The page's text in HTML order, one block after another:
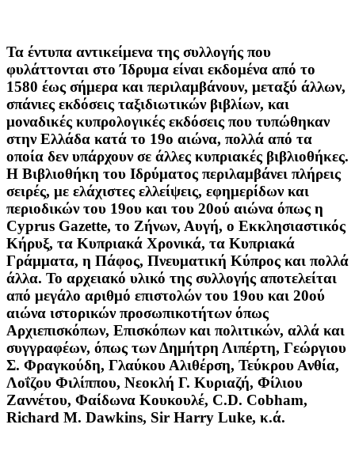
Τα έντυπα αντικείμενα της συλλογής που
φυλάττονται στο Ίδρυμα είναι εκδομένα από το
1580 έως σήμερα και περιλαμβάνουν, μεταξύ άλλων,
σπάνιες εκδόσεις ταξιδιωτικών βιβλίων, και
μοναδικές κυπρολογικές εκδόσεις που τυπώθηκαν
στην Ελλάδα κατά το 19ο αιώνα, πολλά από τα
οποία δεν υπάρχουν σε άλλες κυπριακές βιβλιοθήκες.
Η Βιβλιοθήκη του Ιδρύματος περιλαμβάνει πλήρεις
σειρές, με ελάχιστες ελλείψεις, εφημερίδων και
περιοδικών του 19ου και του 20ού αιώνα όπως η
Cyprus Gazette, το Ζήνων, Αυγή, ο Εκκλησιαστικός
Κήρυξ, τα Κυπριακά Χρονικά, τα Κυπριακά
Γράμματα, η Πάφος, Πνευματική Κύπρος και πολλά
άλλα. Το αρχειακό υλικό της συλλογής αποτελείται
από μεγάλο αριθμό επιστολών του 19ου και 20ού
αιώνα ιστορικών προσωπικοτήτων όπως
Αρχιεπισκόπων, Επισκόπων και πολιτικών, αλλά και
συγγραφέων, όπως των Δημήτρη Λιπέρτη, Γεώργιου
Σ. Φραγκούδη, Γλαύκου Αλιθέρση, Τεύκρου Ανθία,
Λοΐζου Φιλίππου, Νεοκλή Γ. Κυριαζή, Φίλιου
Ζαννέτου, Φαίδωνα Κουκουλέ, C.D. Cobham,
Richard M. Dawkins, Sir Harry Luke, κ.ά.